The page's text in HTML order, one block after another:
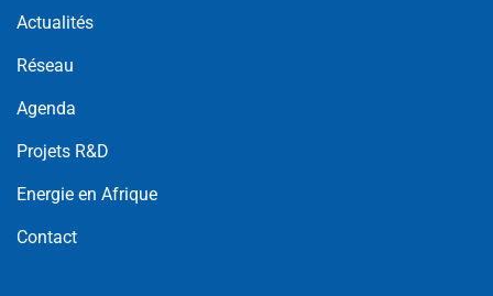
Actualités
Réseau
Agenda
Projets R&D
Energie en Afrique
Contact